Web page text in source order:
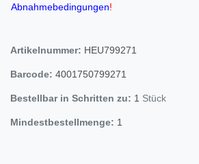
Abnahmebedingungen!
Artikelnummer: HEU799271
Barcode: 4001750799271
Bestellbar in Schritten zu: 1 Stück
Mindestbestellmenge: 1